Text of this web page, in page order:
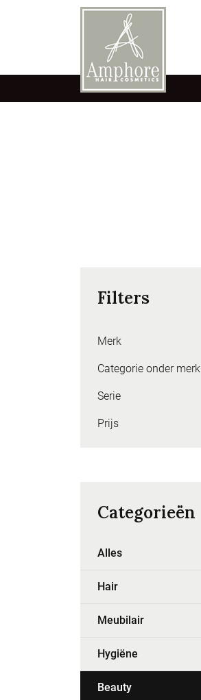
Filters
Merk
Categorie onder merk
Serie
Prijs
Categorieën
Alles
Hair
Meubilair
Hygiëne
Beauty